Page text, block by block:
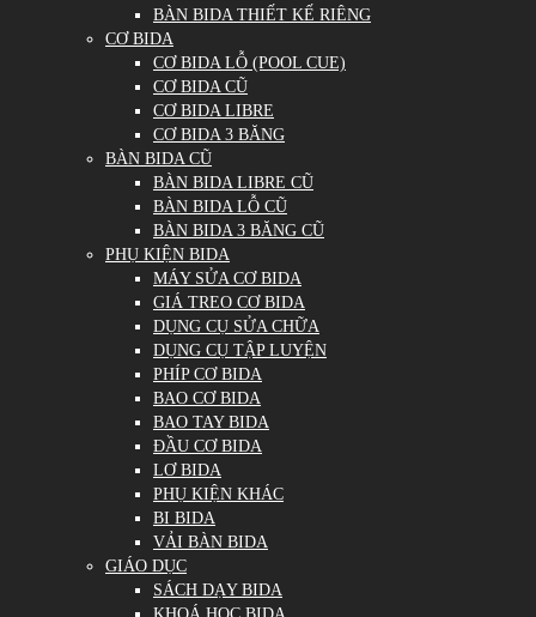
BÀN BIDA THIẾT KẾ RIÊNG
CƠ BIDA
CƠ BIDA LỖ (POOL CUE)
CƠ BIDA CŨ
CƠ BIDA LIBRE
CƠ BIDA 3 BĂNG
BÀN BIDA CŨ
BÀN BIDA LIBRE CŨ
BÀN BIDA LỖ CŨ
BÀN BIDA 3 BĂNG CŨ
PHỤ KIỆN BIDA
MÁY SỬA CƠ BIDA
GIÁ TREO CƠ BIDA
DỤNG CỤ SỬA CHỮA
DỤNG CỤ TẬP LUYỆN
PHÍP CƠ BIDA
BAO CƠ BIDA
BAO TAY BIDA
ĐẦU CƠ BIDA
LƠ BIDA
PHỤ KIỆN KHÁC
BI BIDA
VẢI BÀN BIDA
GIÁO DỤC
SÁCH DẠY BIDA